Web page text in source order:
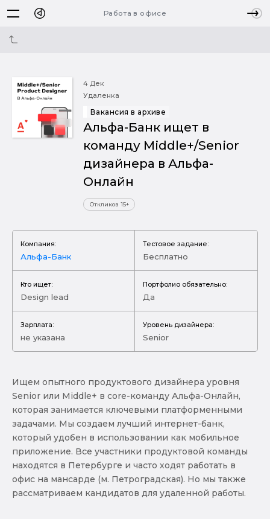
Работа в офисе
4 Дек
Удаленка
Вакансия в архиве
Альфа-Банк ищет в
команду Middle+/Senior
дизайнера в Альфа-
Онлайн
Откликов 15+
Компания:
Альфа-Банк
Тестовое задание:
Бесплатно
Кто ищет:
Design lead
Портфолио обязательно:
Да
Зарплата:
не указана
Уровень дизайнера:
Senior
Ищем опытного продуктового дизайнера уровня
Senior или Middle+ в core-команду Альфа-Онлайн,
которая занимается ключевыми платформенными
задачами. Мы создаем лучший интернет-банк,
который удобен в использовании как мобильное
приложение. Все участники продуктовой команды
находятся в Петербурге и часто ходят работать в
офис на мансарде (м. Петроградская). Но мы также
рассматриваем кандидатов для удаленной работы.